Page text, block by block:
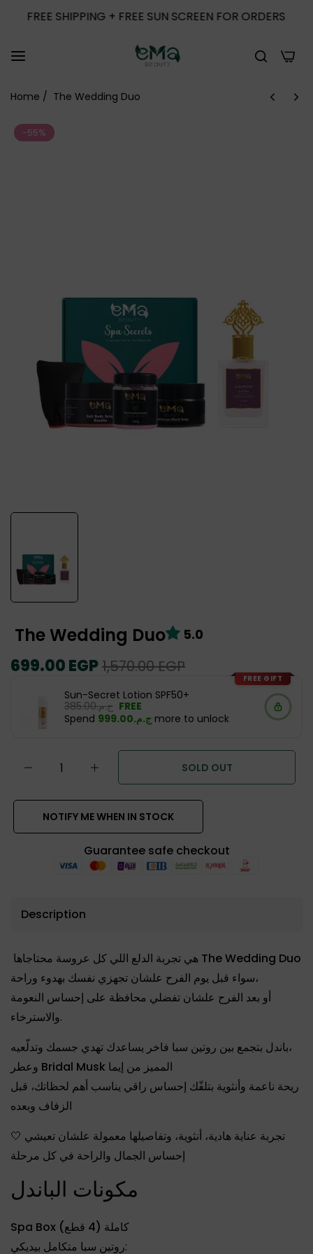
SHIPPING + FREE SUN SCREEN FOR ORDERS ABOVE
Home / The Wedding Duo
-55%
The Wedding Duo 5.0
Regular
price
699.00 EGPSale
price
1,570.00 EGP
FREE GIFT
Sun-Secret Lotion SPF50+
ج.م.‏385.00 FREE
Spend
ج.م.‏999.00 more to unlock
SOLD OUT
NOTIFY ME WHEN IN STOCK
Guarantee safe checkout
Description
The Wedding Duo
سواء قبل يوم الفرح علشان تجهزي نفسك بهدوء وراحة،
أو بعد الفرح علشان تفضلي محافظة على إحساس النعومة
والاسترخاء.
باندل بتجمع بين روتين سبا فاخر
يساعدك تهدي جسمك وتدلّعيه،
Bridal Musk المميز من إيما
ريحة ناعمة وأنثوية بتلفّك إحساس راقي يناسب أهم لحظاتك، قبل
الزفاف وبعده
🤍 تجربة عناية هادية، أنثوية، وتفاصيلها معمولة علشان تعيشي
إحساس الجمال والراحة في كل مرحلة
مكونات الباندل
Spa Box كاملة (4 قطع)
روتين سبا متكامل بيديكي: